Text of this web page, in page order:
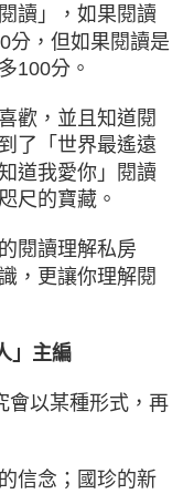
讀」，如果閱讀
分，但如果閱讀是
100分。
歡，並且知道閱
了「世界最遙遠
道我愛你」閱讀
尺的寶藏。
閱讀理解私房
，更讓你理解閱
」主編
會以某種形式，再
信念；國珍的新